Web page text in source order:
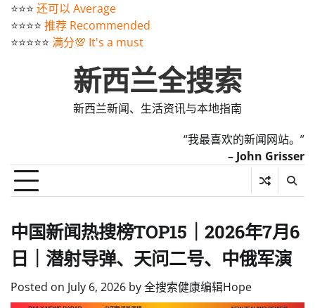
⭐️⭐️⭐️ 还可以 Average
⭐️⭐️⭐️⭐️ 推荐 Recommended
⭐️⭐️⭐️⭐️⭐️ 满分💯 It's a must
新西兰全搜索
新西兰新闻、生活资讯与本地指南
“我最喜欢的新闻网站。”
– John Grisser
中国新闻热搜榜TOP15｜2026年7月6
日｜潜射导弹、天问二号、中俄军演
Posted on July 6, 2026 by全搜索健康编辑Hope